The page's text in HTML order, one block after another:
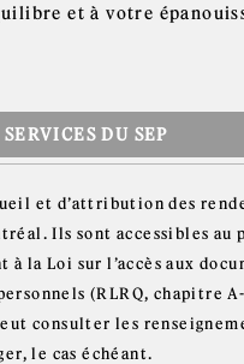
et à votre
DU SEP
et d’attribution des
Ils sont accessibles au
la Loi sur l’accès aux
(RLRQ, chapitre
consulter les
le cas échéant.